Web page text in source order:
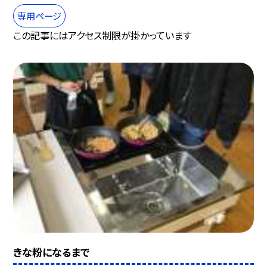
専用ページ
この記事にはアクセス制限が掛かっています
きな粉になるまで